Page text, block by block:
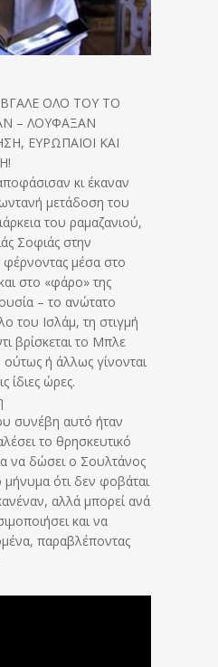
ΟΛΟ ΤΟΥ ΤΟ
– ΛΟΥΦΑΞΑΝ
ΕΥΡΩΠΑΙΟΙ ΚΑΙ
κι έκαναν
μετάδοση του
του ραμαζανιού,
Σοφιάς στην
μέσα στο
στο «φάρο» της
– το ανώτατο
του Ισλάμ, τη στιγμή
βρίσκεται το Μπλε
ούτως ή άλλως γίνονται
ίδιες ώρες.
συνέβη αυτό ήταν
το θρησκευτικό
να δώσει ο Σουλτάνος
ότι δεν φοβάται
αλλά μπορεί ανά
και να
παραβλέποντας